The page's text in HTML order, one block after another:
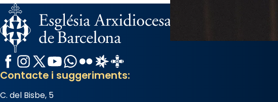
Aquest dilluns, 27 de juliol, ha
tingut lloc la missa d’acció de
gràcies en agraïment al comitè
apostòlica del Sant Pare Lleó XIV
a Barcelona, i als col·laboradors,
a la Catedral de Barcelona.
Facebook
Instagram
X / Twitter
YouTube
WhatsApp
FlickrRadio Estel
Catalunya Cristiana
Contacte i suggeriments:
C. del Bisbe, 5